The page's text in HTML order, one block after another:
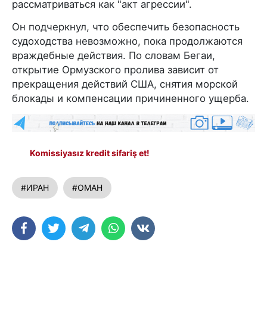
рассматриваться как "акт агрессии".
Он подчеркнул, что обеспечить безопасность
судоходства невозможно, пока продолжаются
враждебные действия. По словам Бегаи,
открытие Ормузского пролива зависит от
прекращения действий США, снятия морской
блокады и компенсации причиненного ущерба.
Komissiyasız kredit sifariş et!
#ИРАН #ОМАН